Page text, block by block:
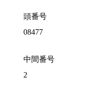
頭番号
08477
中間番号
2